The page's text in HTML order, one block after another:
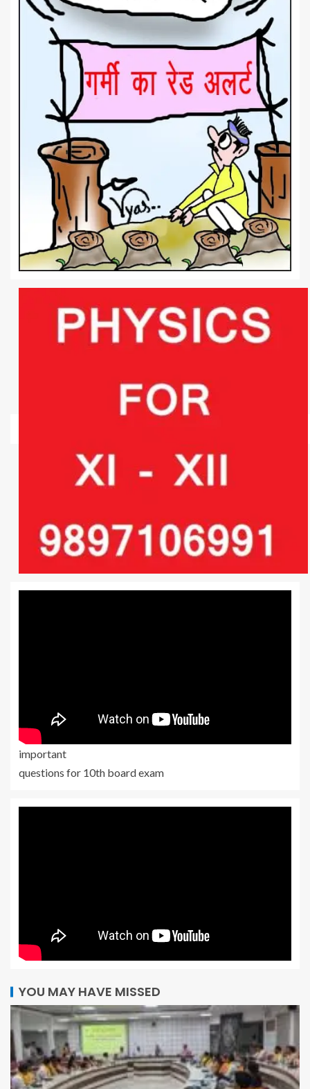
important
questions for 10th board exam
YOU MAY HAVE MISSED